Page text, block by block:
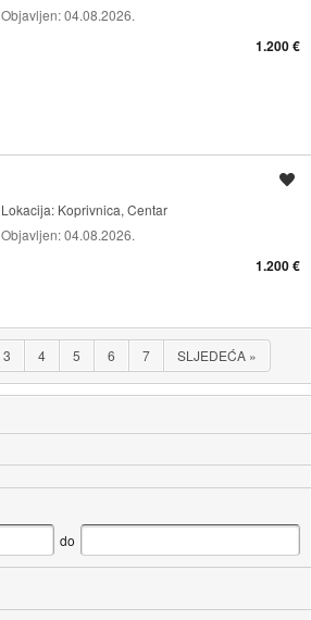
Objavljen:04.08.2026.
1.200 €
Lokacija: Koprivnica, Centar
Objavljen:04.08.2026.
1.200 €
3 4 5 6 7 SLJEDEĆA »
do